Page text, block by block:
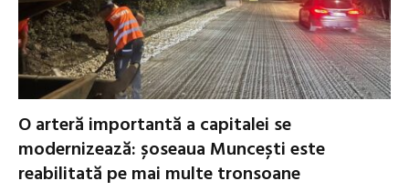
O arteră importantă a capitalei se
modernizează: șoseaua Muncești este
reabilitată pe mai multe tronsoane